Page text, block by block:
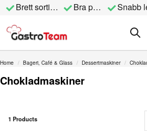
Brett sortiment Bra priser Snabb
Home Bageri, Café & Glass Dessertmaskiner
Chokladmaskiner
1 Products